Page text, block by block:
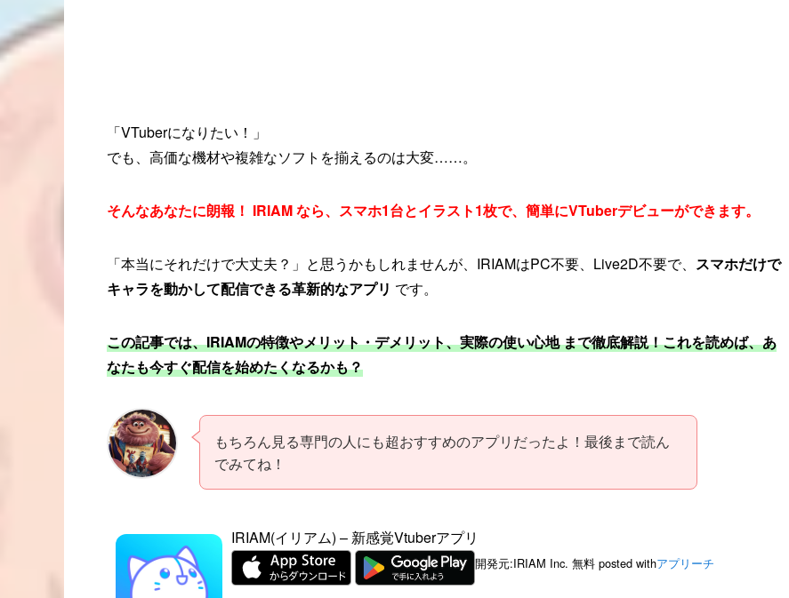
「VTuberになりたい！」
でも、高価な機材や複雑なソフトを揃えるのは大変……。
そんなあなたに朗報！ IRIAM なら、スマホ1台とイラスト1枚で、簡単にVTuberデビューができます。
「本当にそれだけで大丈夫？」と思うかもしれませんが、IRIAMはPC不要、Live2D不要で、 スマホだけで
キャラを動かして配信できる革新的なアプリ です。
この記事では、IRIAMの特徴やメリット・デメリット、実際の使い心地 まで徹底解説！これを読めば、あ
なたも今すぐ配信を始めたくなるかも？
もちろん見る専門の人にも超おすすめのアプリだったよ！最後まで読ん
でみてね！
IRIAM(イリアム) – 新感覚Vtuberアプリ
開発元:IRIAM Inc. 無料 posted withアプリーチ